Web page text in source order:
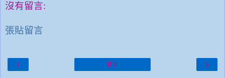
沒有留言:
張貼留言
‹ ›
首頁